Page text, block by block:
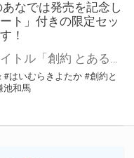
なでは発売を記念し
ト」付きの限定セッ
！
#はいむらきよたか #創約と
池和馬